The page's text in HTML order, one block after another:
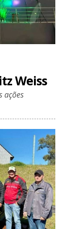
Weiss
ações